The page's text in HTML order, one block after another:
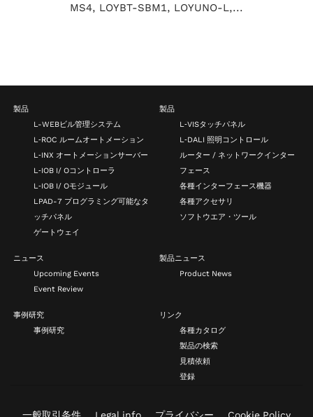
MS4, LOYBT-SBM1, LOYUNO-L,...
製品
L-WEBビル管理システム
L‑ROC ルームオートメーション
L‑INX オートメーションサーバー
L‑IOB I/ Oコントローラ
L‑IOB I/ Oモジュール
LPAD-7 プログラミング可能なタ
ッチパネル
ゲートウェイ
製品
L‑VISタッチパネル
L‑DALI 照明コントロール
ルーター / ネットワークインター
フェース
各種インターフェース機器
各種アクセサリ
ソフトウエア・ツール
ニュース
Upcoming Events
Event Review
製品ニュース
Product News
事例研究
事例研究
リンク
各種カタログ
製品の検索
見積依頼
登録